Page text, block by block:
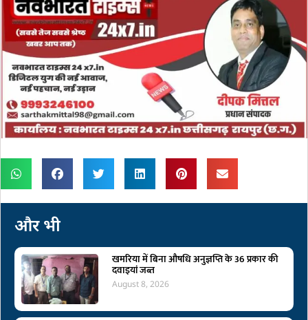
और भी
खमरिया में बिना औषधि अनुज्ञप्ति के 36 प्रकार की
दवाइयां जब्त
August 8, 2026